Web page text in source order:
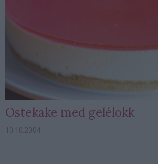
Ostekake med gelélokk
10.10.2004